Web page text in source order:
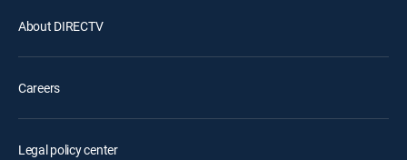
About DIRECTV
Careers
Legal policy center